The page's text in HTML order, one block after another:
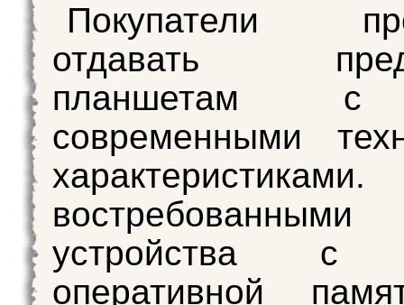
Покупатели
отдавать
планшетам с
современными
характеристиками.
востребованными
устройства
оперативной